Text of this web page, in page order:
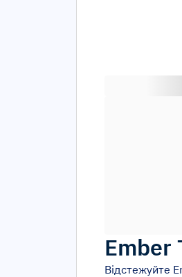
Ember
Відстежуйте